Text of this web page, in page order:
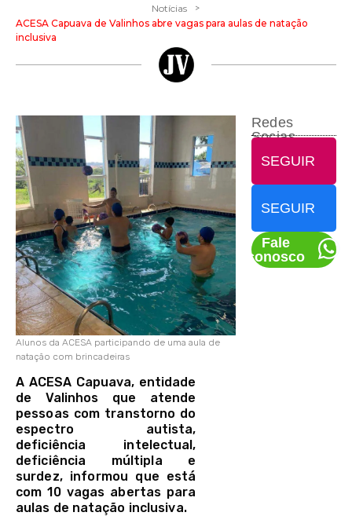
Notícias >
ACESA Capuava de Valinhos abre vagas para aulas de natação
inclusiva
Alunos da ACESA participando de uma aula de
natação com brincadeiras
A ACESA Capuava, entidade
de Valinhos que atende
pessoas com transtorno do
espectro autista,
deficiência intelectual,
deficiência múltipla e
surdez, informou que está
com 10 vagas abertas para
aulas de natação inclusiva.
Redes
Socias
SEGUIR
SEGUIR
Fale
conosco